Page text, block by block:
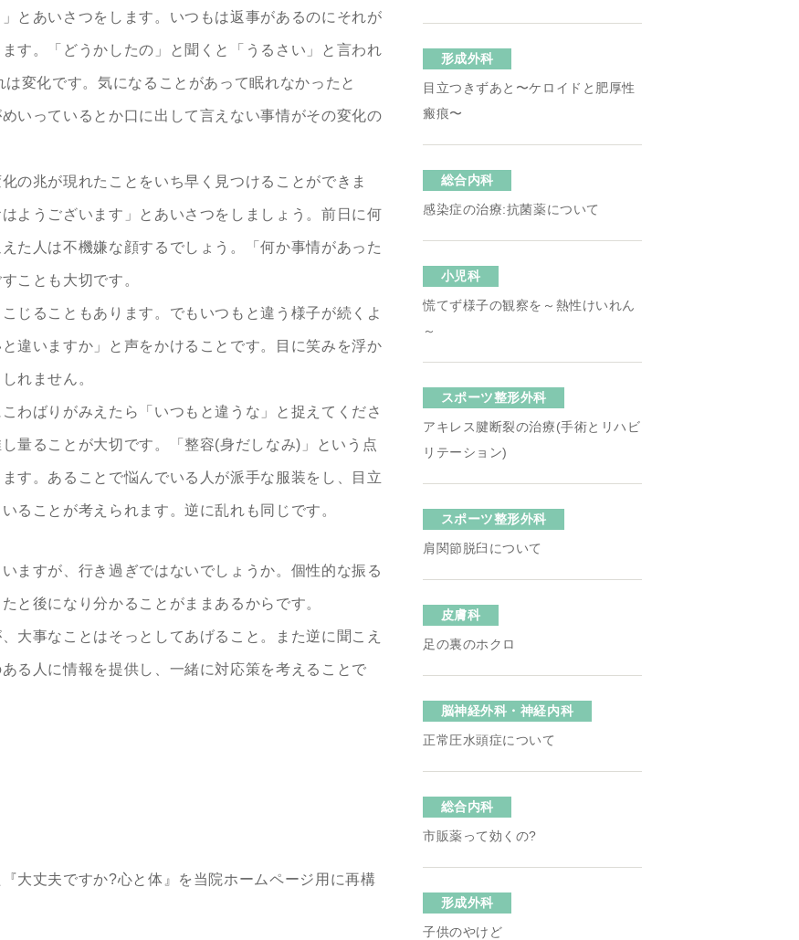
とあいさつをします。いつもは返事があるのにそれが
す。「どうかしたの」と聞くと「うるさい」と言われ
変化です。気になることがあって眠れなかったと
いっているとか口に出して言えない事情がその変化の
の兆が現れたことをいち早く見つけることができま
ようございます」とあいさつをしましょう。前日に何
た人は不機嫌な顔するでしょう。「何か事情があった
ことも大切です。
じることもあります。でもいつもと違う様子が続くよ
違いますか」と声をかけることです。目に笑みを浮か
れません。
わばりがみえたら「いつもと違うな」と捉えてくださ
量ることが大切です。「整容(身だしなみ)」という点
す。あることで悩んでいる人が派手な服装をし、目立
ることが考えられます。逆に乱れも同じです。
ますが、行き過ぎではないでしょうか。個性的な振る
と後になり分かることがままあるからです。
大事なことはそっとしてあげること。また逆に聞こえ
る人に情報を提供し、一緒に対応策を考えることで
大丈夫ですか?心と体』を当院ホームページ用に再構
形成外科
目立つきずあと〜ケロイドと肥厚性
瘢痕〜
総合内科
感染症の治療:抗菌薬について
小児科
慌てず様子の観察を～熱性けいれん
～
スポーツ整形外科
アキレス腱断裂の治療(手術とリハビ
リテーション)
スポーツ整形外科
肩関節脱臼について
皮膚科
足の裏のホクロ
脳神経外科・神経内科
正常圧水頭症について
総合内科
市販薬って効くの?
形成外科
子供のやけど